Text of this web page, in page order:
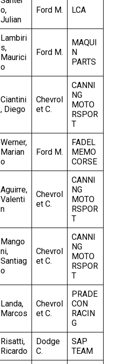
o,
Julian
Ford M. LCA
Lambiri
s,
Maurici
o
Ford M.
MAQUI
N
PARTS
Ciantini
, Diego
Chevrol
et C.
CANNI
NG
MOTO
RSPOR
T
Werner,
Marian
o
Ford M.
FADEL
MEMO
CORSE
Aguirre,
Valenti
n
Chevrol
et C.
CANNI
NG
MOTO
RSPOR
T
Mango
ni,
Santiag
o
Chevrol
et C.
CANNI
NG
MOTO
RSPOR
T
Landa,
Marcos
Chevrol
et C.
PRADE
CON
RACIN
G
Risatti,
Ricardo
Dodge
C.
SAP
TEAM